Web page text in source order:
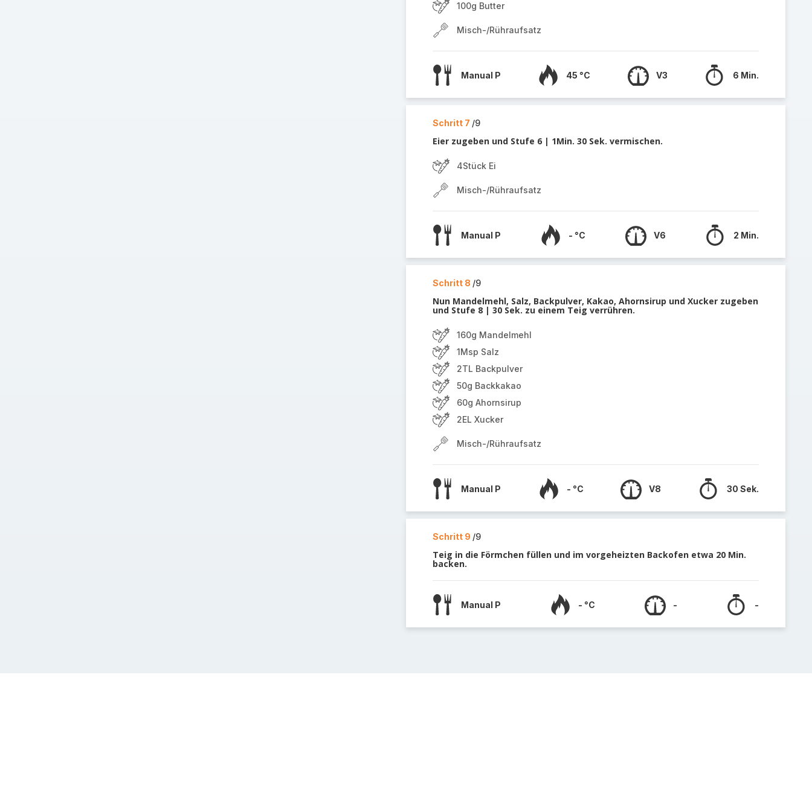
100g Butter
Misch-/Rühraufsatz
Manual P 45 °C V3 6 Min.
Schritt 7 /9
Eier zugeben und Stufe 6 | 1Min. 30 Sek. vermischen.
4Stück Ei
Misch-/Rühraufsatz
Manual P - °C V6 2 Min.
Schritt 8 /9
Nun Mandelmehl, Salz, Backpulver, Kakao, Ahornsirup und Xucker zugeben
und Stufe 8 | 30 Sek. zu einem Teig verrühren.
160g Mandelmehl
1Msp Salz
2TL Backpulver
50g Backkakao
60g Ahornsirup
2EL Xucker
Misch-/Rühraufsatz
Manual P - °C V8 30 Sek.
Schritt 9 /9
Teig in die Förmchen füllen und im vorgeheizten Backofen etwa 20 Min.
backen.
Manual P - °C - -